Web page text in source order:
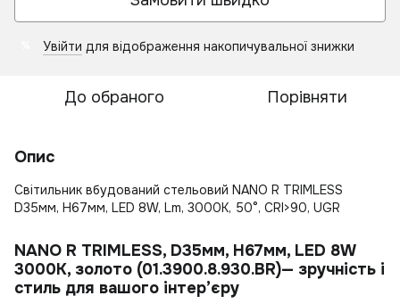
Увійти для відображення накопичувальної знижки
До обраного Порівняти
Опис
Світильник вбудований стельовий NANO R TRIMLESS
D35мм, H67мм, LED 8W, Lm, 3000K, 50°, CRI>90, UGR
NANO R TRIMLESS, D35мм, H67мм, LED 8W
3000K, золото (01.3900.8.930.BR)— зручність і
стиль для вашого інтер’єру